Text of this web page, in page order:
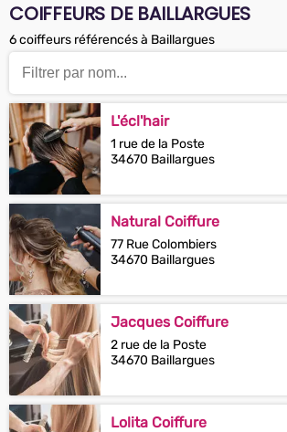
COIFFEURS DE BAILLARGUES
6 coiffeurs référencés à Baillargues
L'écl'hair
1 rue de la Poste
34670 Baillargues
Natural Coiffure
77 Rue Colombiers
34670 Baillargues
Jacques Coiffure
2 rue de la Poste
34670 Baillargues
Lolita Coiffure